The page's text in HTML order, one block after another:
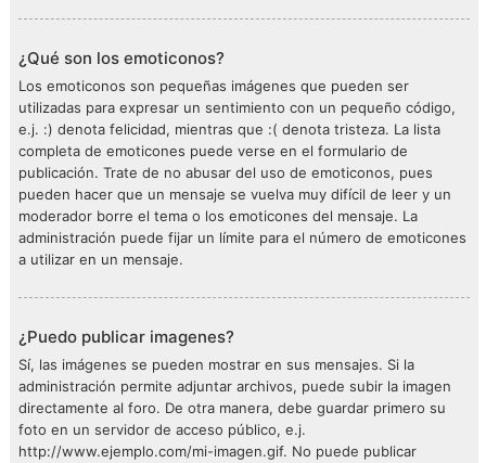
¿Qué son los emoticonos?
Los emoticonos son pequeñas imágenes que pueden ser
utilizadas para expresar un sentimiento con un pequeño código,
e.j. :) denota felicidad, mientras que :( denota tristeza. La lista
completa de emoticones puede verse en el formulario de
publicación. Trate de no abusar del uso de emoticonos, pues
pueden hacer que un mensaje se vuelva muy difícil de leer y un
moderador borre el tema o los emoticones del mensaje. La
administración puede fijar un límite para el número de emoticones
a utilizar en un mensaje.
¿Puedo publicar imagenes?
Sí, las imágenes se pueden mostrar en sus mensajes. Si la
administración permite adjuntar archivos, puede subir la imagen
directamente al foro. De otra manera, debe guardar primero su
foto en un servidor de acceso público, e.j.
http://www.ejemplo.com/mi-imagen.gif. No puede publicar